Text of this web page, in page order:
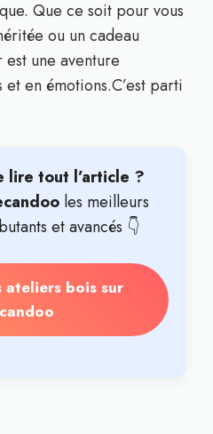
Que ce soit pour vous
ou un cadeau
une aventure
en émotions.C’est parti
lire tout l’article ?
les meilleurs
et avancés 👇
ateliers bois sur